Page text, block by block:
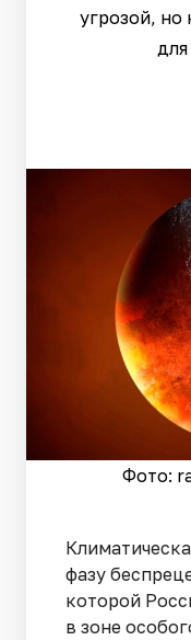
угрозой, но
Фото:
фазу
которой
в зоне